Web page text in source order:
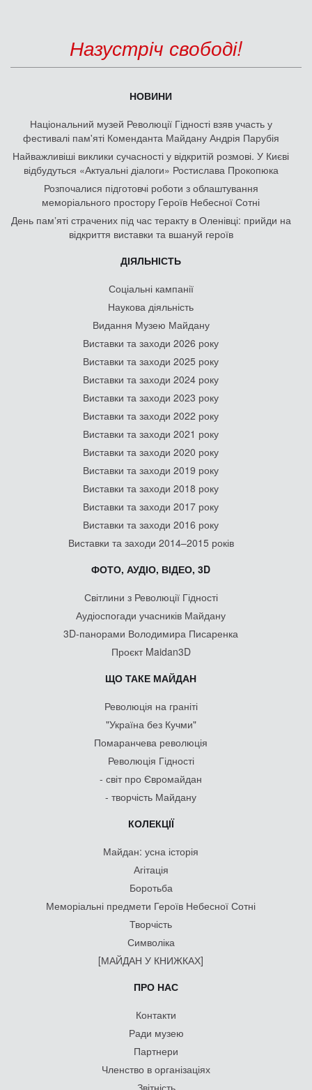
Назустріч свободі!
НОВИНИ
Національний музей Революції Гідності взяв участь у
фестивалі пам'яті Коменданта Майдану Андрія Парубія
Найважливіші виклики сучасності у відкритій розмові. У Києві
відбудуться «Актуальні діалоги» Ростислава Прокопюка
Розпочалися підготовчі роботи з облаштування
меморіального простору Героїв Небесної Сотні
День памʼяті страчених під час теракту в Оленівці: прийди на
відкриття виставки та вшануй героїв
ДІЯЛЬНІСТЬ
Соціальні кампанії
Наукова діяльність
Видання Музею Майдану
Виставки та заходи 2026 року
Виставки та заходи 2025 року
Виставки та заходи 2024 року
Виставки та заходи 2023 року
Виставки та заходи 2022 року
Виставки та заходи 2021 року
Виставки та заходи 2020 року
Виставки та заходи 2019 року
Виставки та заходи 2018 року
Виставки та заходи 2017 року
Виставки та заходи 2016 року
Виставки та заходи 2014–2015 років
ФОТО, АУДІО, ВІДЕО, 3D
Світлини з Революції Гідності
Аудіоспогади учасників Майдану
3D-панорами Володимира Писаренка
Проєкт Maidan3D
ЩО ТАКЕ МАЙДАН
Революція на граніті
"Україна без Кучми"
Помаранчева революція
Революція Гідності
- світ про Євромайдан
- творчість Майдану
КОЛЕКЦІЇ
Майдан: усна історія
Агітація
Боротьба
Меморіальні предмети Героїв Небесної Сотні
Творчість
Символіка
[МАЙДАН У КНИЖКАХ]
ПРО НАС
Контакти
Ради музею
Партнери
Членство в організаціях
Звітність